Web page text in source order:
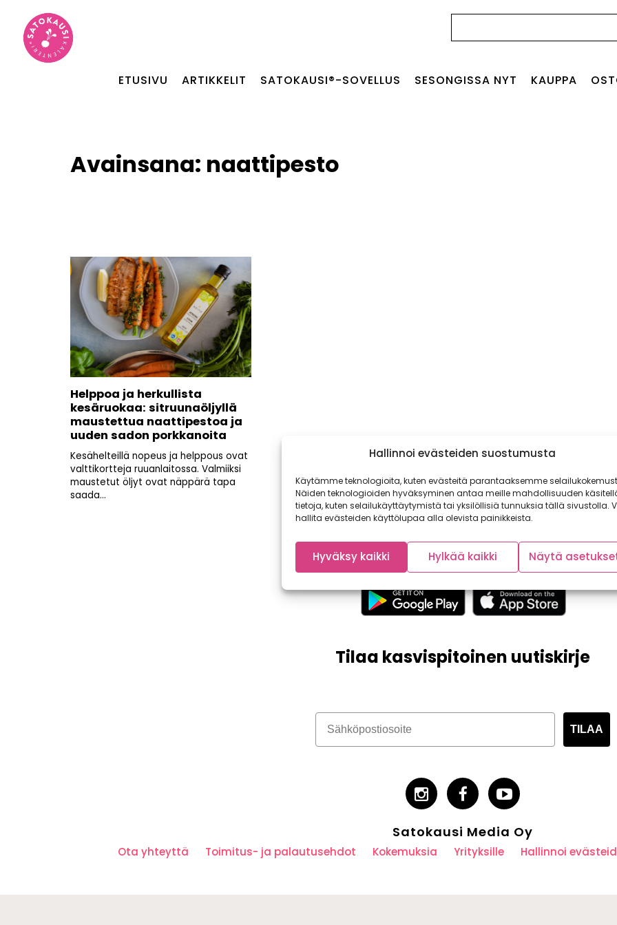
Hallinnoi evästeiden suostumusta
Käytämme teknologioita, kuten evästeitä parantaaksemme
Näiden teknologioiden hyväksyminen antaa meille mahdollisuuden
tietoja, kuten selailukäyttäytymistä tai yksilöllisiä tunnuksia tällä sivustolla.
hallita evästeiden käyttölupaa alla olevista painikkeista.
Hyväksy kaikki Hylkää kaikki Näytä
ETUSIVU ARTIKKELIT SATOKAUSI®-SOVELLUS SESONGISSA NYT KAUPPA
Avainsana: naattipesto
Helppoa ja herkullista
kesäruokaa: sitruunaöljyllä
maustettua naattipestoa ja
uuden sadon porkkanoita
Kesähelteillä nopeus ja helppous ovat
valttikortteja ruuanlaitossa. Valmiiksi
maustetut öljyt ovat näppärä tapa
saada...
Tilaa kasvispitoinen uutiskirje
TILAA
Satokausi Media Oy
Ota yhteyttä Toimitus- ja palautusehdot Kokemuksia Yrityksille Hallinnoi